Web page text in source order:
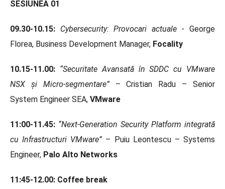
SESIUNEA 01
09.30-10.15: Cybersecurity: Provocari actuale- George
Florea, Business Development Manager, Focality
10.15-11.00: “Securitate Avansată în SDDC cu VMware
NSX și Micro-segmentare”– Cristian Radu – Senior
System Engineer SEA, VMware
11:00-11.45: “Next-Generation Security Platform integrată
cu Infrastructuri VMware” – Puiu Leontescu – Systems
Engineer, Palo Alto Networks
11:45-12.00: Coffee break